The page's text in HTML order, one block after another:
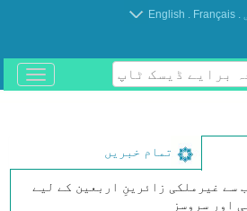
.
Français
.
English
برایے ڈیسک ٹاپ
باز
و
تمام خبریں
سے غیرملکی زائرینِ اربعین کے لیے
اور سروسز